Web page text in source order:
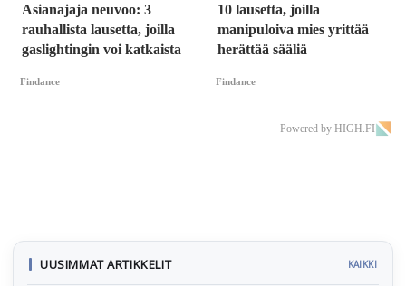
Asianajaja neuvoo: 3
rauhallista lausetta, joilla
gaslightingin voi katkaista
Findance
10 lausetta, joilla
manipuloiva mies yrittää
herättää sääliä
Findance
Powered by HIGH.FI
UUSIMMAT ARTIKKELIT KAIKKI